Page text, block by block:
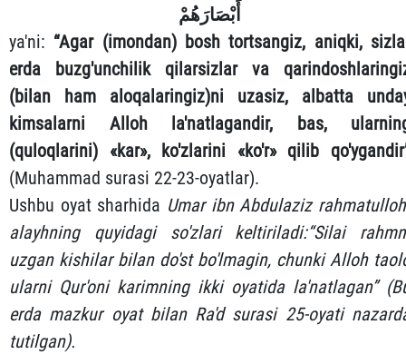
أَبْصَارَهُمْ
ya'ni: “Agar (imondan) bosh tortsangiz, aniqki,
erda buzg'unchilik qilarsizlar va
(bilan ham aloqalaringiz)ni uzasiz, albatta
kimsalarni Alloh la'natlagandir, bas,
(quloqlarini) «kar», ko'zlarini «ko'r» qilib
(Muhammad surasi 22-23-oyatlar).
Ushbu oyat sharhida Umar ibn Abdulaziz
alayhning quyidagi so'zlari keltiriladi:“Silai
uzgan kishilar bilan do'st bo'lmagin, chunki Alloh
ularni Qur'oni karimning ikki oyatida la'natlagan”
erda mazkur oyat bilan Ra'd surasi 25-oyati
tutilgan).